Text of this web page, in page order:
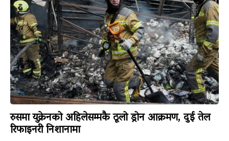
रुसमा युक्रेनको अहिलेसम्मकै ठूलो ड्रोन आक्रमण, दुई तेल
रिफाइनरी निशानामा